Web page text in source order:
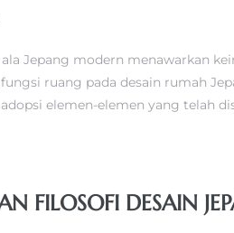
Jepang modern menawarkan
ruang pada desain rumah
elemen-elemen yang telah
FILOSOFI DESAIN